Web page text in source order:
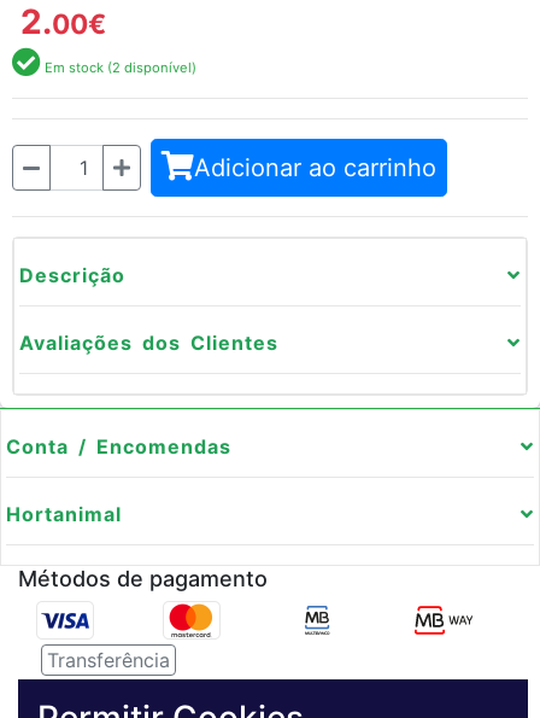
2.00€
Em stock (2 disponível)
Quantidade Adicionar ao carrinho
Descrição
Avaliações dos Clientes
Conta / Encomendas
Hortanimal
Métodos de pagamento
Transferência